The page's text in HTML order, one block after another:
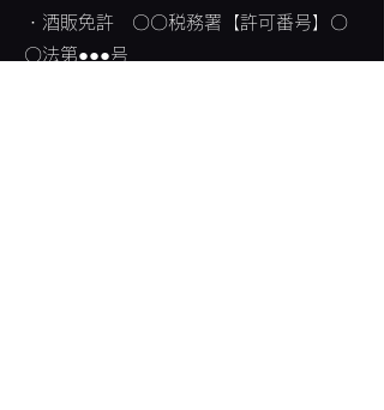
・酒販免許 〇〇税務署【許可番号】〇
〇法第●●●号